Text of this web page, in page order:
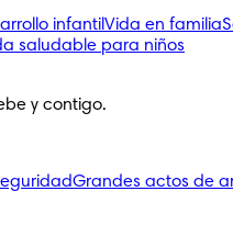
infantilVida en familia
saludable para niños
y contigo.
Grandes actos de